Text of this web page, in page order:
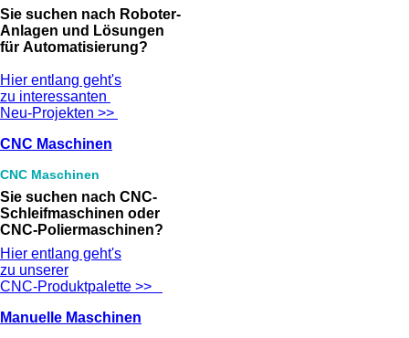
Sie suchen nach Roboter-
Anlagen und Lösungen
für Automatisierung?
Hier entlang geht's
zu interessanten
Neu-Projekten >>
CNC Maschinen
CNC Maschinen
Sie suchen nach CNC-
Schleifmaschinen oder
CNC-Poliermaschinen?
Hier entlang geht's
zu unserer
CNC-Produktpalette >>
Manuelle Maschinen